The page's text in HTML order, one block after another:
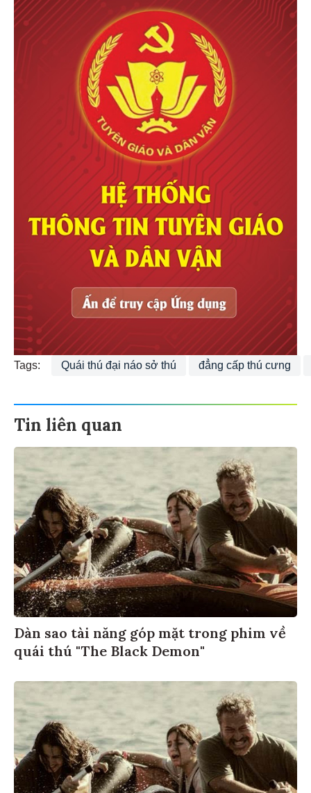
Tags: Quái thú đại náo sở thú đẳng cấp thú cưng
Tin liên quan
Dàn sao tài năng góp mặt trong phim về
quái thú "The Black Demon"